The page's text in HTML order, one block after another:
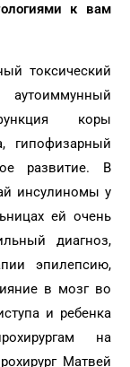
к вам
токсический
коры
гипофизарный
развитие. В
инсулиномы у
ей очень
диагноз,
эпилепсию,
в мозг во
и ребенка
на
Матвей